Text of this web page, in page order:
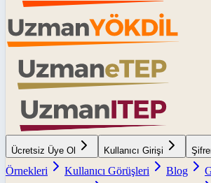
Ücretsiz Üye Ol Kullanıcı Girişi
Örnekleri
Kullanıcı Görüşleri Blog